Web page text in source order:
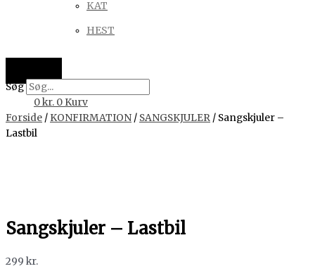
KAT
HEST
Søg
0kr. 0 Kurv
Forside / KONFIRMATION / SANGSKJULER / Sangskjuler –
Lastbil
Sangskjuler – Lastbil
299 kr.